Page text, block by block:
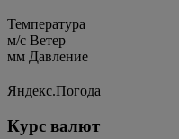
Температура
м/c Ветер
мм Давление
Яндекс.Погода
Курс валют